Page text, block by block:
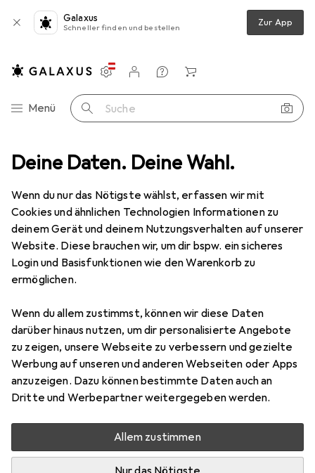
Deine Daten. Deine Wahl.
Wenn du nur das Nötigste wählst, erfassen wir mit
Cookies und ähnlichen Technologien Informationen zu
deinem Gerät und deinem Nutzungsverhalten auf unserer
Website. Diese brauchen wir, um dir bspw. ein sicheres
Login und Basisfunktionen wie den Warenkorb zu
ermöglichen.
Wenn du allem zustimmst, können wir diese Daten
darüber hinaus nutzen, um dir personalisierte Angebote
zu zeigen, unsere Webseite zu verbessern und gezielte
Werbung auf unseren und anderen Webseiten oder Apps
anzuzeigen. Dazu können bestimmte Daten auch an
Dritte und Werbepartner weitergegeben werden.
Allem zustimmen
Galaxus
Schneller finden und bestellen Zur App
Navigation nach Kategorien
Menü Suche
Einstellungen
Kundenkonto
Vergleichslisten
Merklisten
Warenkorb
WMF Lono 1-Schlitz/Langschlitztoaster aus Glas (414140011)
18 Bilder
WMFLono 1-
Schlitz/Langschlitztoaster aus Glas
(414140011)
Preis in EUR inkl. MwSt.
EUR
157,85
120
Bewertungen Marke
Mehr von WMF
Testberichte